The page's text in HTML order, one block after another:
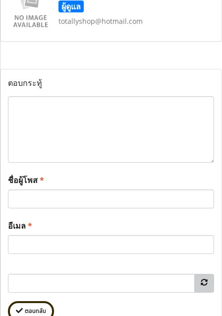
ผู้ดูแล
totallyshop@hotmail.com
ตอบกระทู้
ชื่อผู้โพส*
อีเมล*
ตอบกลับ